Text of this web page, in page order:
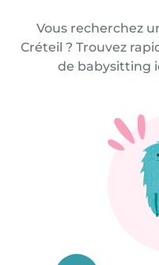
Vous recherchez
Créteil ? Trouvez
de babysitting